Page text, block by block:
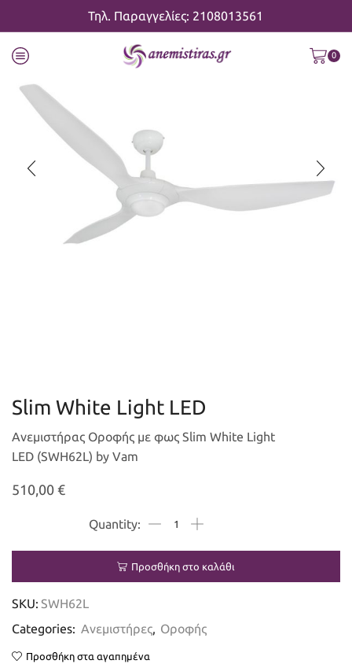
Τηλ. Παραγγελίες: 2108013561
0
Slim White Light LED
Ανεμιστήρας Οροφής με φως Slim White Light
LED (SWH62L) by Vam
510,00 €
Προσθήκη στο καλάθι
SKU: SWH62L
Categories: Ανεμιστήρες, Οροφής
Προσθήκη στα αγαπημένα